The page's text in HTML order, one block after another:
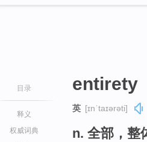
目录
释义
权威词典
entirety
英 [ɪnˈtaɪərəti]
n. 全部，整